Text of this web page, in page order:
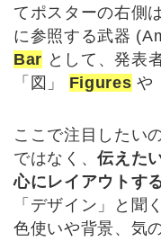
てポスターの右側
に参照する武器
Bar として、発表
「図」 Figures や
ここで注目したい
ではなく、伝えた
心にレイアウトす
「デザイン」と聞
色使いや背景、気